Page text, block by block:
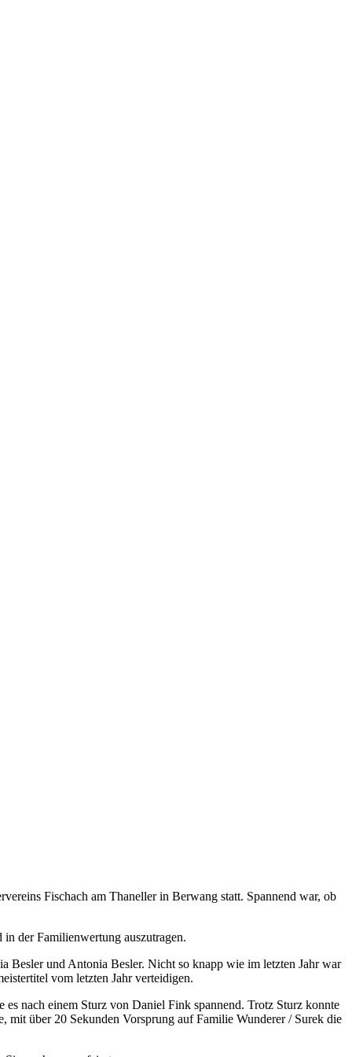
Fischach am Thaneller in Berwang statt. Spannend war, ob
der Familienwertung auszutragen.
Besler und Antonia Besler. Nicht so knapp wie im letzten Jahr war
vom letzten Jahr verteidigen.
nach einem Sturz von Daniel Fink spannend. Trotz Sturz konnte
mit über 20 Sekunden Vorsprung auf Familie Wunderer / Surek die